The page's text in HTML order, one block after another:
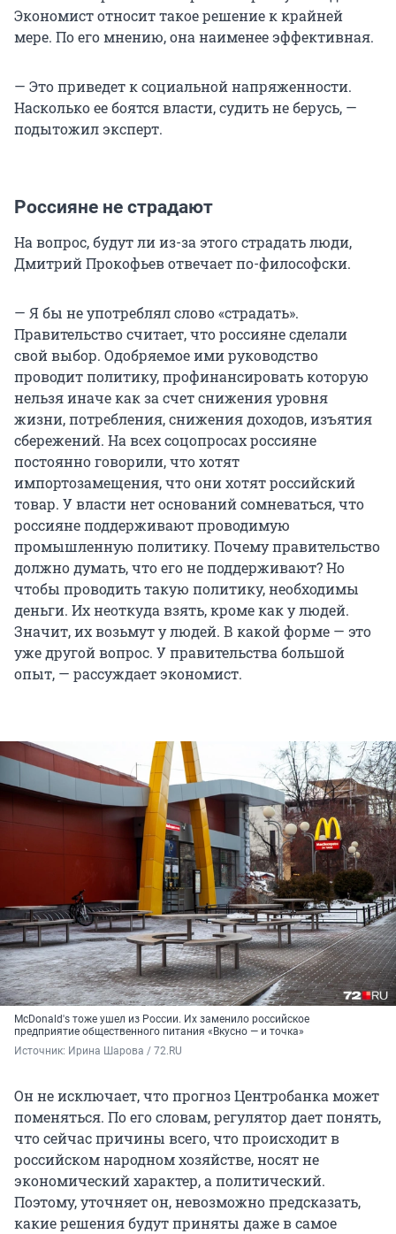
Экономист относит такое решение к крайней
мере. По его мнению, она наименее эффективная.
— Это приведет к социальной напряженности.
Насколько ее боятся власти, судить не берусь, —
подытожил эксперт.
Россияне не страдают
На вопрос, будут ли из-за этого страдать люди,
Дмитрий Прокофьев отвечает по-философски.
— Я бы не употреблял слово «страдать».
Правительство считает, что россияне сделали
свой выбор. Одобряемое ими руководство
проводит политику, профинансировать которую
нельзя иначе как за счет снижения уровня
жизни, потребления, снижения доходов, изъятия
сбережений. На всех соцопросах россияне
постоянно говорили, что хотят
импортозамещения, что они хотят российский
товар. У власти нет оснований сомневаться, что
россияне поддерживают проводимую
промышленную политику. Почему правительство
должно думать, что его не поддерживают? Но
чтобы проводить такую политику, необходимы
деньги. Их неоткуда взять, кроме как у людей.
Значит, их возьмут у людей. В какой форме — это
уже другой вопрос. У правительства большой
опыт, — рассуждает экономист.
McDonald's тоже ушел из России. Их заменило российское
предприятие общественного питания «Вкусно — и точка»
Источник: Ирина Шарова / 72.RU
Он не исключает, что прогноз Центробанка может
поменяться. По его словам, регулятор дает понять,
что сейчас причины всего, что происходит в
российском народном хозяйстве, носят не
экономический характер, а политический.
Поэтому, уточняет он, невозможно предсказать,
какие решения будут приняты даже в самое